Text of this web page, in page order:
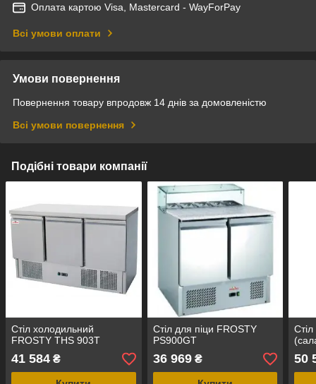
Оплата картою Visa, Mastercard - WayForPay
Всі умови оплати
Умови повернення
Повернення товару впродовж 14 днів за домовленістю
Всі умови повернення
Подібні товари компанії
Стіл холодильний
FROSTY THS 903T
41 584 ₴
Стіл для піци FROSTY
PS900GT
36 969₴ 50